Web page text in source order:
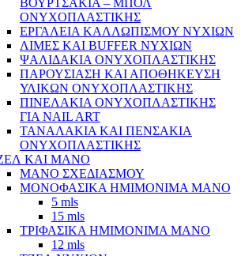
ΒΟΥΡΤΣΑΚΙΑ – ΜΠΟΛ
ΟΝΥΧΟΠΛΑΣΤΙΚΗΣ
ΕΡΓΑΛΕΙΑ ΚΑΛΛΩΠΙΣΜΟΥ ΝΥΧΙΩΝ
ΛΙΜΕΣ ΚΑΙ BUFFER ΝΥΧΙΩΝ
ΨΑΛΙΔΑΚΙΑ ΟΝΥΧΟΠΛΑΣΤΙΚΗΣ
ΠΑΡΟΥΣΙΑΣΗ ΚΑΙ ΑΠΟΘΗΚΕΥΣΗ
ΥΛΙΚΩΝ ΟΝΥΧΟΠΛΑΣΤΙΚΗΣ
ΠΙΝΕΛΑΚΙΑ ΟΝΥΧΟΠΛΑΣΤΙΚΗΣ
ΓΙΑ NAIL ART
ΤΑΝΑΛΑΚΙΑ ΚΑΙ ΠΕΝΣΑΚΙΑ
ΟΝΥΧΟΠΛΑΣΤΙΚΗΣ
ΚΑΙ ΜΑΝΟ
ΜΑΝΟ ΣΧΕΔΙΑΣΜΟΥ
ΜΟΝΟΦΑΣΙΚΑ ΗΜΙΜΟΝΙΜΑ ΜΑΝΟ
5 mls
15 mls
ΤΡΙΦΑΣΙΚΑ ΗΜΙΜΟΝΙΜΑ ΜΑΝΟ
12 mls